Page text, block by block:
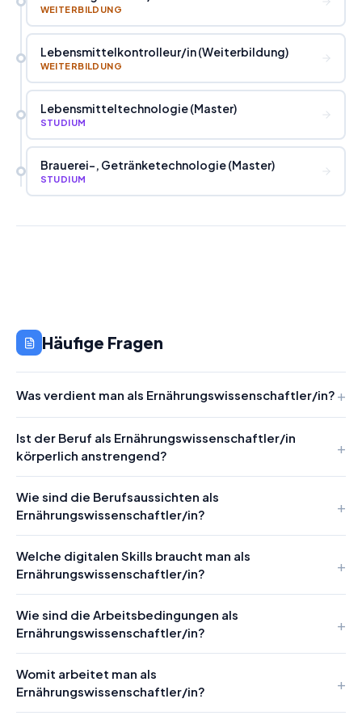
WEITERBILDUNG
Lebensmittelkontrolleur/in (Weiterbildung)
WEITERBILDUNG
Lebensmitteltechnologie (Master)
STUDIUM
Brauerei-, Getränketechnologie (Master)
STUDIUM
Häufige Fragen
Was verdient man als Ernährungswissenschaftler/in?
Ist der Beruf als Ernährungswissenschaftler/in
körperlich anstrengend?
Wie sind die Berufsaussichten als
Ernährungswissenschaftler/in?
Welche digitalen Skills braucht man als
Ernährungswissenschaftler/in?
Wie sind die Arbeitsbedingungen als
Ernährungswissenschaftler/in?
Womit arbeitet man als
Ernährungswissenschaftler/in?